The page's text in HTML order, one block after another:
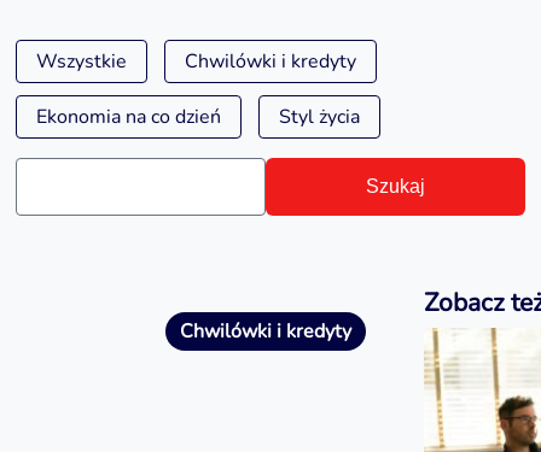
Wszystkie Chwilówki i kredyty
Ekonomia na co dzień Styl życia
Szukaj
Chwilówki i kredyty
Zobacz